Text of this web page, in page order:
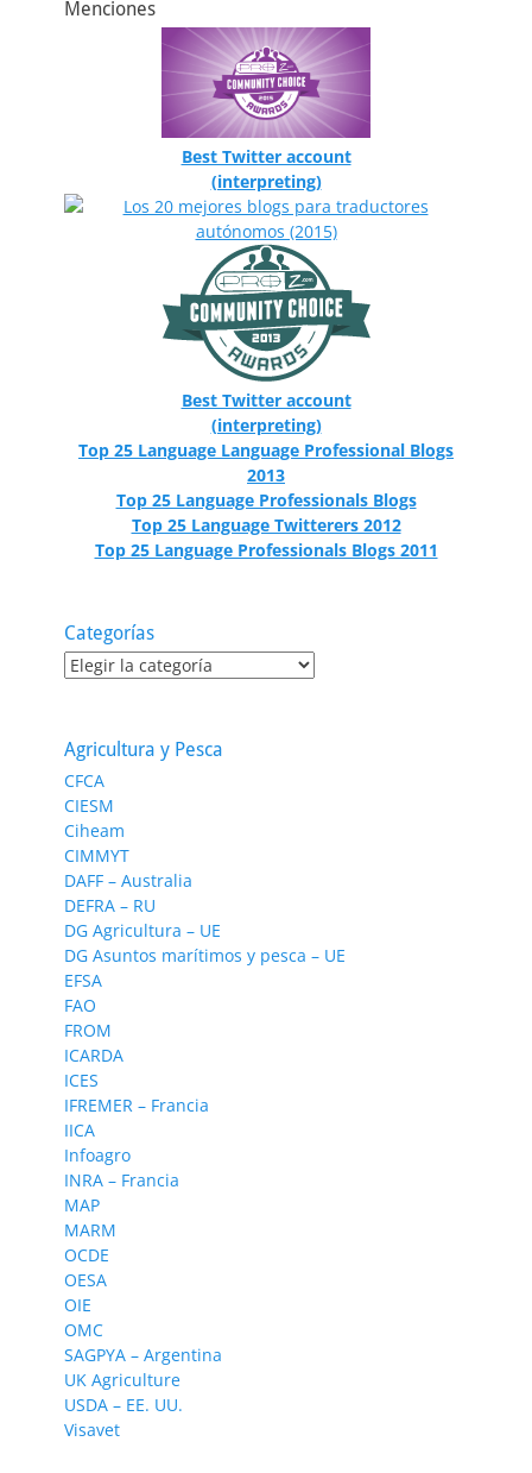
Menciones
Best Twitter account
(interpreting)
Best Twitter account
(interpreting)
Top 25 Language Language Professional Blogs
2013
Top 25 Language Professionals Blogs
Top 25 Language Twitterers 2012
Top 25 Language Professionals Blogs 2011
Categorías
Categorías
Agricultura y Pesca
CFCA
CIESM
Ciheam
CIMMYT
DAFF – Australia
DEFRA – RU
DG Agricultura – UE
DG Asuntos marítimos y pesca – UE
EFSA
FAO
FROM
ICARDA
ICES
IFREMER – Francia
IICA
Infoagro
INRA – Francia
MAP
MARM
OCDE
OESA
OIE
OMC
SAGPYA – Argentina
UK Agriculture
USDA – EE. UU.
Visavet